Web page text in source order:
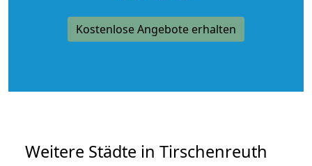
Kostenlose Angebote erhalten
Weitere Städte in Tirschenreuth